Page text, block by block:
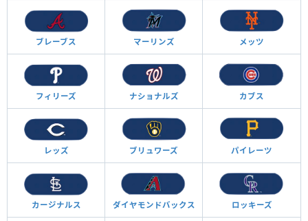
ブレーブス マーリンズ メッツ
フィリーズ ナショナルズ カブス
レッズ ブリュワーズ パイレーツ
カージナルス ダイヤモンドバックス ロッキーズ